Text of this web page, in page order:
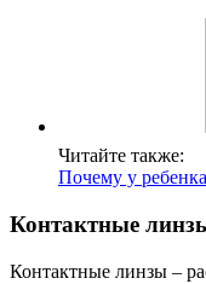
Читайте также:
Почему у ребенка
Контактные
Контактные линзы –